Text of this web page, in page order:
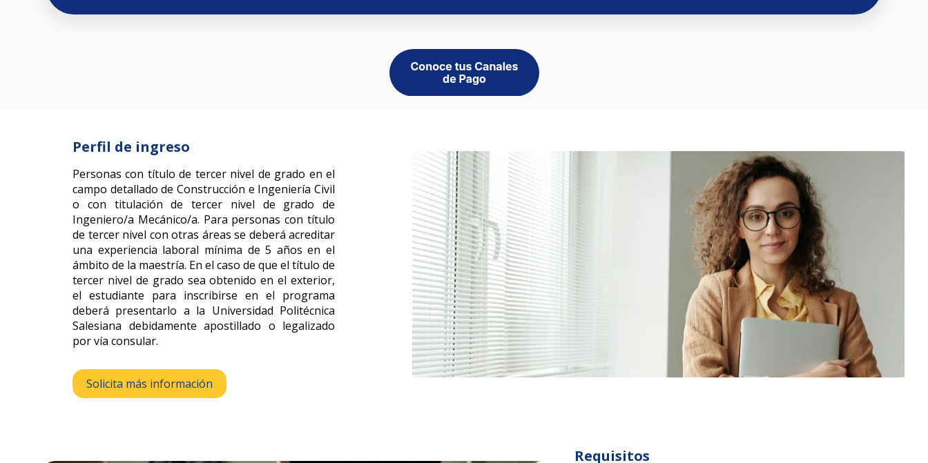
Perfil de ingreso
Personas con título de tercer nivel de grado en el
campo detallado de Construcción e Ingeniería Civil
o con titulación de tercer nivel de grado de
Ingeniero/a Mecánico/a. Para personas con título
de tercer nivel con otras áreas se deberá acreditar
una experiencia laboral mínima de 5 años en el
ámbito de la maestría. En el caso de que el título de
tercer nivel de grado sea obtenido en el exterior,
el estudiante para inscribirse en el programa
deberá presentarlo a la Universidad Politécnica
Salesiana debidamente apostillado o legalizado
por vía consular.
Solicita más información
Requisitos